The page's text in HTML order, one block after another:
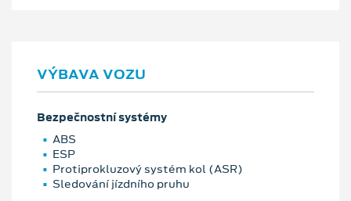
VÝBAVA VOZU
Bezpečnostní systémy
ABS
ESP
Protiprokluzový systém kol (ASR)
Sledování jízdního pruhu